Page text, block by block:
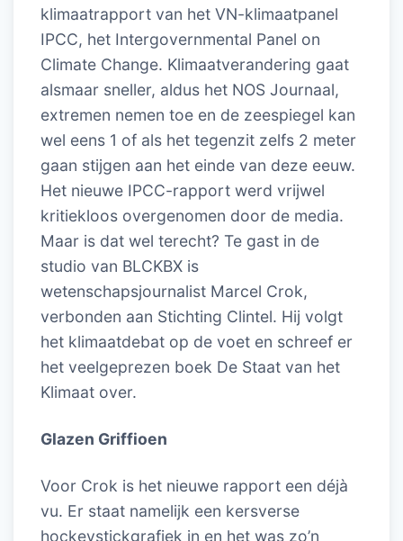
klimaatrapport van het VN-klimaatpanel
IPCC, het Intergovernmental Panel on
Climate Change. Klimaatverandering gaat
alsmaar sneller, aldus het NOS Journaal,
extremen nemen toe en de zeespiegel kan
wel eens 1 of als het tegenzit zelfs 2 meter
gaan stijgen aan het einde van deze eeuw.
Het nieuwe IPCC-rapport werd vrijwel
kritiekloos overgenomen door de media.
Maar is dat wel terecht? Te gast in de
studio van BLCKBX is
wetenschapsjournalist Marcel Crok,
verbonden aan Stichting Clintel. Hij volgt
het klimaatdebat op de voet en schreef er
het veelgeprezen boek De Staat van het
Klimaat over.
Glazen Griffioen
Voor Crok is het nieuwe rapport een déjà
vu. Er staat namelijk een kersverse
hockeystickgrafiek in en het was zo’n